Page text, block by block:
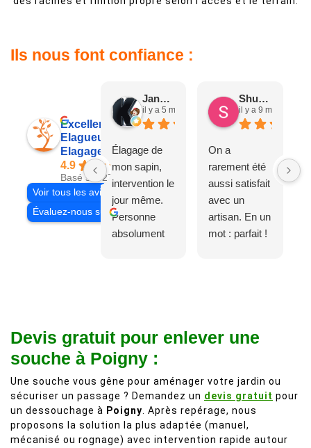
Ils nous font confiance :
Excellent
Elagueur 77
Elagage Villiers
4.9
Basé sur 27 avis
Voir tous les avis
Évaluez-nous sur
Jane D.
il y a 5 mois
Élagage de
mon sapin,
intervention le
jour même.
Personne
absolument
comme on en
fait plus!
Shuang & Jean K.
il y a 9 mois
On a
rarement été
aussi satisfait
avec un
artisan. En un
mot : parfait !
débordait trop
plein de bois
mort. C'est
délicat parce
que c'est un
Devis gratuit pour enlever une
souche à Poigny :
Une souche vous gêne pour aménager votre jardin ou
sécuriser un passage ? Demandez un devis gratuit pour
un dessouchage à Poigny . Après repérage, nous
proposons la solution la plus adaptée (manuel,
mécanisé ou rognage) avec intervention rapide autour